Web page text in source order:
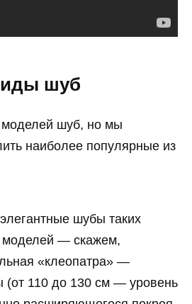
шуб
моделей шуб, но мы
наиболее популярные из
шубы таких
моделей — скажем,
«клеопатра» —
110 до 130 см — уровень